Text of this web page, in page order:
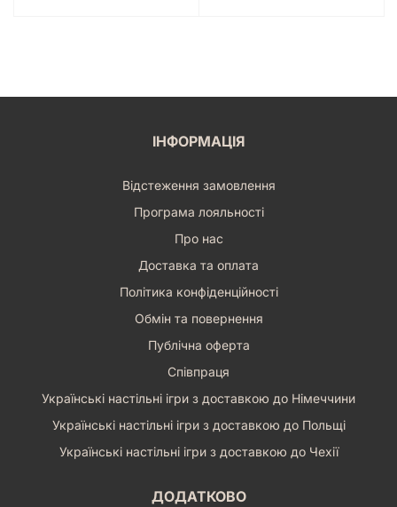
ІНФОРМАЦІЯ
Відстеження замовлення
Програма лояльності
Про нас
Доставка та оплата
Політика конфіденційності
Обмін та повернення
Публічна оферта
Співпраця
Українські настільні ігри з доставкою до Німеччини
Українські настільні ігри з доставкою до Польщі
Українські настільні ігри з доставкою до Чехії
ДОДАТКОВО